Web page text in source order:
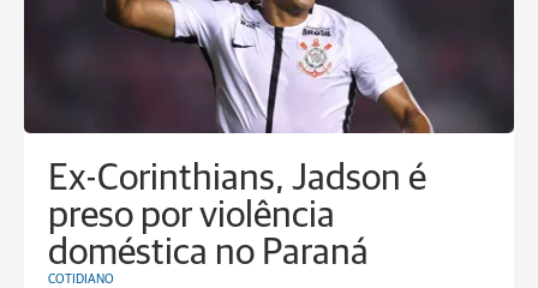
Ex-Corinthians, Jadson é
preso por violência
doméstica no Paraná
COTIDIANO